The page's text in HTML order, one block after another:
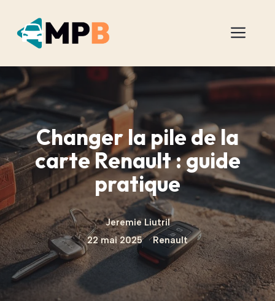
contenu
Changer la pile de la
carte Renault : guide
pratique
Jeremie Liutril
22 mai 2025
Renault